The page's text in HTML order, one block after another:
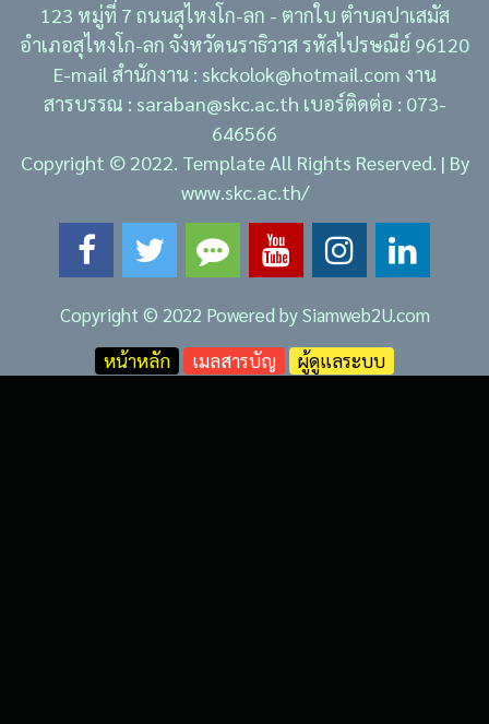
123 หมู่ที่ 7 ถนนสุไหงโก-ลก - ตากใบ ตำบลปาเสมัส
อำเภอสุไหงโก-ลก จังหวัดนราธิวาส รหัสไปรษณีย์ 96120
E-mail สำนักงาน : skckolok@hotmail.com งาน
สารบรรณ : saraban@skc.ac.th เบอร์ติดต่อ : 073-
646566
Copyright © 2022. Template All Rights Reserved. | By
www.skc.ac.th/
Copyright © 2022 Powered bySiamweb2U.com
หน้าหลัก
เมลสารบัญ ผู้ดูแลระบบ